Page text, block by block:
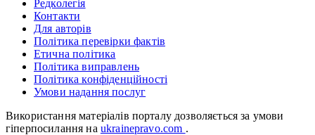
Редколегія
Контакти
Для авторів
Політика перевірки фактів
Етична політика
Політика виправлень
Політика конфіденційності
Умови надання послуг
Використання матеріалів порталу дозволяється за умови
гіперпосилання на ukrainepravo.com .